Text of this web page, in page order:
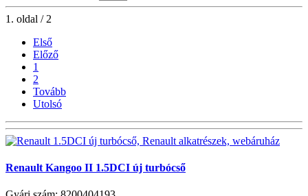
1. oldal / 2
Első
Előző
1
2
Tovább
Utolsó
Renault Kangoo II 1.5DCI új turbócső